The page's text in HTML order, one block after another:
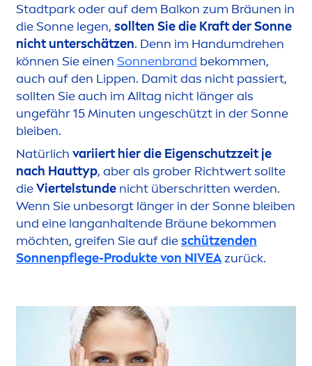
Stadtpark oder auf dem Balkon zum Bräunen in
die Sonne legen, sollten Sie die Kraft der Sonne
nicht unterschätzen. Denn im Handumdrehen
können Sie einen Sonnenbrand bekommen,
auch auf den Lippen. Damit das nicht passiert,
sollten Sie auch im Alltag nicht länger als
ungefähr 15 Minuten ungeschützt in der Sonne
bleiben.
Natürlich variiert hier die Eigenschutzzeit je
nach Hauttyp, aber als grober Richtwert sollte
dieViertelstunde nicht überschritten werden.
Wenn Sie unbesorgt länger in der Sonne bleiben
und eine langanhaltende Bräune bekommen
möchten, greifen Sie auf dieschützenden
Sonnenpflege-Produkte von NIVEAzurück.